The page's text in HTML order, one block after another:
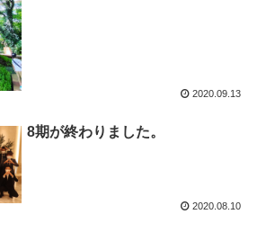
2020.09.13
8期が終わりました。
2020.08.10